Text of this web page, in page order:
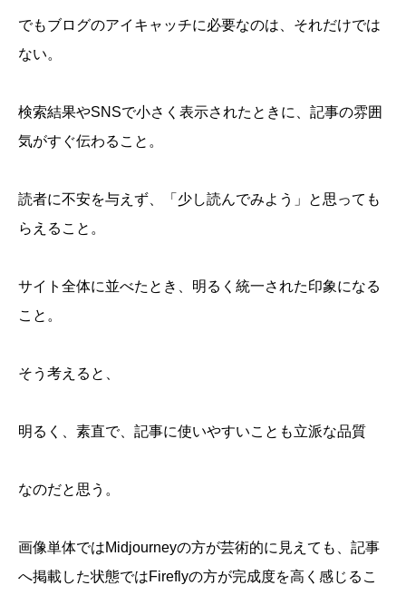
でもブログのアイキャッチに必要なのは、それだけでは
ない。
検索結果やSNSで小さく表示されたときに、記事の雰囲
気がすぐ伝わること。
読者に不安を与えず、「少し読んでみよう」と思っても
らえること。
サイト全体に並べたとき、明るく統一された印象になる
こと。
そう考えると、
明るく、素直で、記事に使いやすいことも立派な品質
なのだと思う。
画像単体ではMidjourneyの方が芸術的に見えても、記事
へ掲載した状態ではFireflyの方が完成度を高く感じるこ